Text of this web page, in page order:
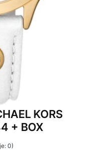
KORS
+ BOX
0)